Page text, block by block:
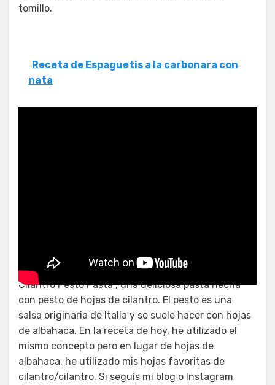
tomillo.
Receta de Espaguetis a la carbonara con
nata
pasta?
Cilantro Pesto Pasta , una deliciosa pasta hecha
con pesto de hojas de cilantro. El pesto es una
salsa originaria de Italia y se suele hacer con hojas
de albahaca. En la receta de hoy, he utilizado el
mismo concepto pero en lugar de hojas de
albahaca, he utilizado mis hojas favoritas de
cilantro/cilantro. Si seguís mi blog o Instagram